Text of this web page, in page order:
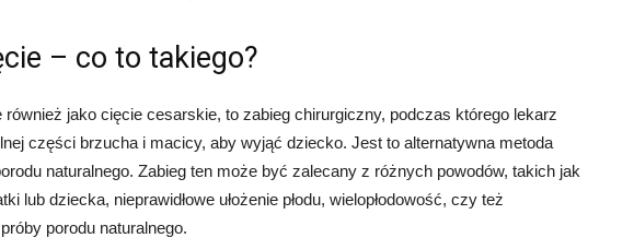
– co to takiego?
jako cięcie cesarskie, to zabieg chirurgiczny, podczas którego lekarz
części brzucha i macicy, aby wyjąć dziecko. Jest to alternatywna metoda
naturalnego. Zabieg ten może być zalecany z różnych powodów, takich jak
lub dziecka, nieprawidłowe ułożenie płodu, wielopłodowość, czy też
porodu naturalnego.